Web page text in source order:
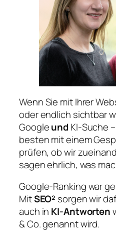
Wenn Sie mit Ihrer
oder endlich sichtbar
GoogleundKI-Suche
besten mit einem
prüfen, ob wir
sagen ehrlich, was
Google-Ranking war
MitSEO² sorgen wir
auch in KI-Antworten
& Co. genannt wird.